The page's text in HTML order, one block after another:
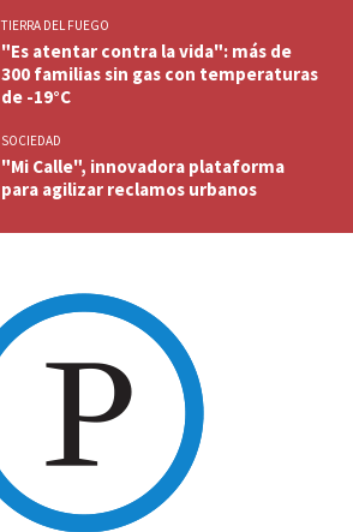
TIERRA DEL FUEGO
"Es atentar contra la vida": más de
300 familias sin gas con temperaturas
de -19°C
SOCIEDAD
"Mi Calle", innovadora plataforma
para agilizar reclamos urbanos